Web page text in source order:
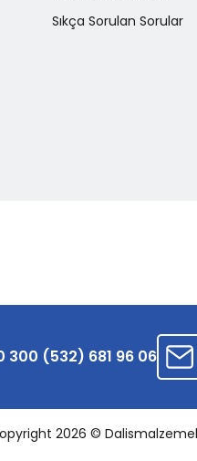
Sıkça Sorulan Sorular
300 (532) 681 96 06
2026 ©